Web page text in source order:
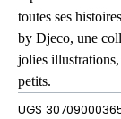
toutes ses
by Djeco, une
jolies
petits.
UGS